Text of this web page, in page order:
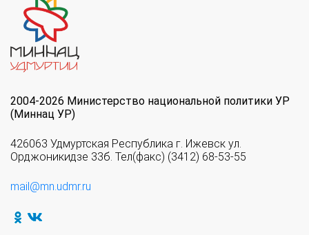
2004-2026 Министерство национальной политики УР
(Миннац УР)
426063 Удмуртская Республика г. Ижевск ул.
Орджоникидзе 33б. Тел(факс) (3412) 68-53-55
mail@mn.udmr.ru